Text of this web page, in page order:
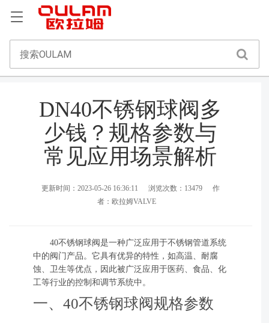
DN40不锈钢球阀多
少钱？规格参数与
常见应用场景解析
更新时间：2023-05-26 16:36:11 浏览次数：13479
作
者：欧拉姆VALVE
40不锈钢球阀是一种广泛应用于不锈钢管道系统
中的阀门产品。它具有优异的特性，如高温、耐腐
蚀、卫生等优点，因此被广泛应用于医药、食品、化
工等行业的控制和调节系统中。
一、40不锈钢球阀规格参数